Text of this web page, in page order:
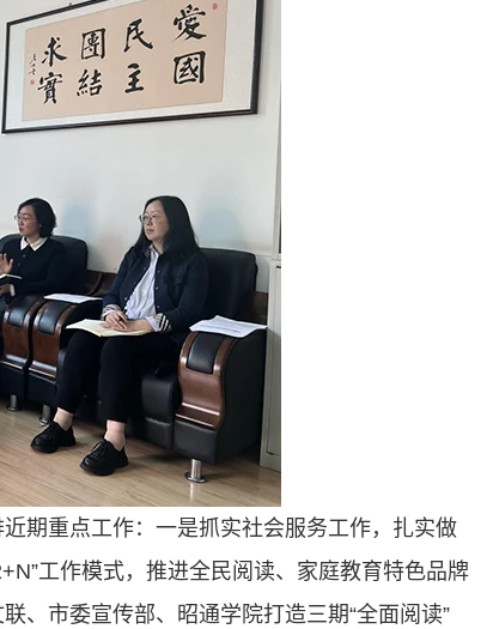
期重点工作：一是抓实社会服务工作，扎实做
工作模式，推进全民阅读、家庭教育特色品牌
、市委宣传部、昭通学院打造三期“全面阅读”